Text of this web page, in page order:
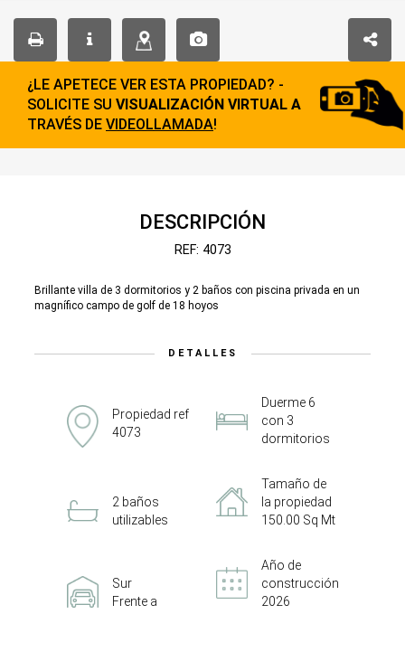
¿LE APETECE VER ESTA PROPIEDAD? -
SOLICITE SU VISUALIZACIÓN VIRTUAL A
TRAVÉS DE VIDEOLLAMADA!
DESCRIPCIÓN
REF: 4073
Brillante villa de 3 dormitorios y 2 baños con piscina privada en un
magnífico campo de golf de 18 hoyos
DETALLES
Propiedad ref
4073
Duerme 6
con 3
dormitorios
2 baños
utilizables
Tamaño de
la propiedad
150.00 Sq Mt
Sur
Frente a
Año de
construcción
2026